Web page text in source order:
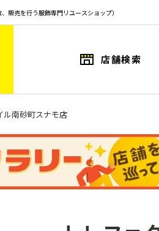
販売を行う服飾専門リユースショップ）
店舗検索
ル南砂町スナモ店